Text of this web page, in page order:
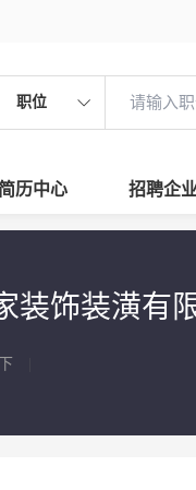
职位
历中心 招聘企
装饰装潢有